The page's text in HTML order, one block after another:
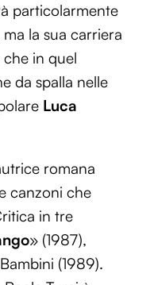
particolarmente
la sua carriera
che in quel
da spalla nelle
Luca
romana
canzoni che
in tre
» (1987),
(1989).